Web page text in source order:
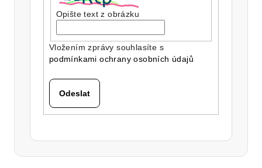
Opište text z obrázku
Vložením zprávy souhlasíte s
podmínkami ochrany osobních údajů
Odeslat